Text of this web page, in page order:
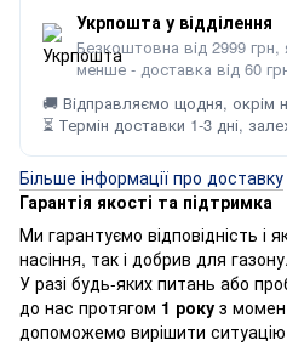
Укрпошта у відділення
Безкоштовна від 2999
менше - доставка від 60
🚚 Відправляємо щодня, окрім
⏳ Термін доставки 1-3 дні,
Більше інформації про доставку
Гарантія якості та підтримка
Ми гарантуємо відповідність і
насіння, так і добрив для газону.
У разі будь-яких питань або
до нас протягом 1 року з
допоможемо вирішити